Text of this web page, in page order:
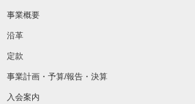
事業概要
沿革
定款
事業計画・予算/報告・決算
入会案内